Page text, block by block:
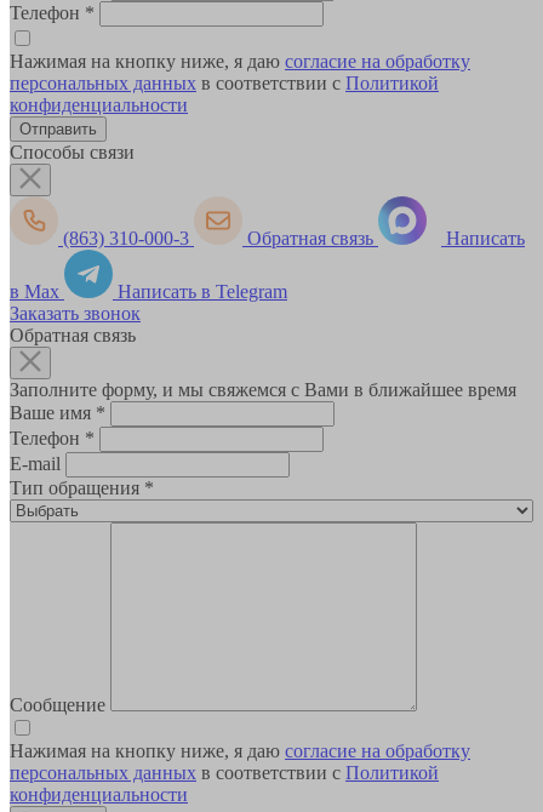
Телефон *
Нажимая на кнопку ниже, я даю согласие на обработку
персональных данных в соответствии с Политикой
конфиденциальности
Способы связи
(863) 310-000-3 Обратная связь Написать
в Max
Написать в Telegram
Заказать звонок
Обратная связь
Заполните форму, и мы свяжемся с Вами в ближайшее время
Ваше имя *
Телефон *
E-mail
Тип обращения *
Сообщение
Нажимая на кнопку ниже, я даю согласие на обработку
персональных данных в соответствии с Политикой
конфиденциальности